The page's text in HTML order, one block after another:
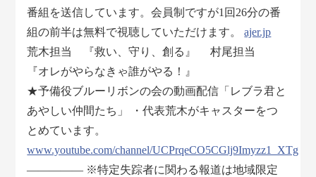
番組を送信しています。会員制ですが1回26分の番
組の前半は無料で視聴していただけます。ajer.jp
荒木担当 『救い、守り、創る』 村尾担当
『オレがやらなきゃ誰がやる！』
★予備役ブルーリボンの会の動画配信「レブラ君と
あやしい仲間たち」 ・代表荒木がキャスターをつ
とめています。
www.youtube.com/channel/UCPrqeCO5CGlj9Imyzz1_XTg
――――― ※特定失踪者に関わる報道は地域限定